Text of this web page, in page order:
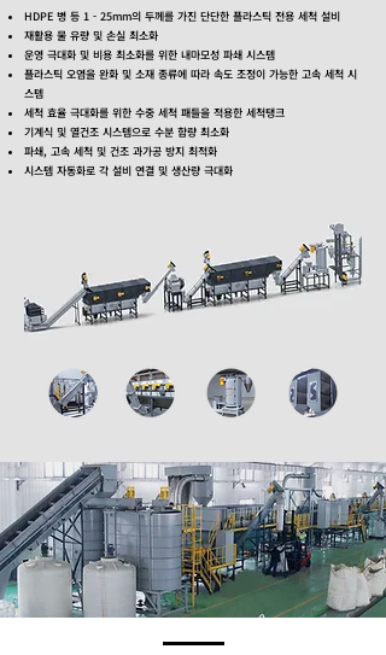
HDPE 병 등 1 - 25mm의 두께를 가진 단단한 플라스틱 전용 세척 설비
재활용 물 유량 및 손실 최소화
운영 극대화 및 비용 최소화를 위한 내마모성 파쇄 시스템
플라스틱 오염을 완화 및 소재 종류에 따라 속도 조정이 가능한 고속 세척 시
스템
세척 효율 극대화를 위한 수중 세척 패들을 적용한 세척탱크
​기계식 및 열건조 시스템으로 수분 함량 최소화
파쇄, 고속 세척 및 건조 과가공 방지 최적화
​시스템 자동화로 각 설비 연결 및 생산량 극대화